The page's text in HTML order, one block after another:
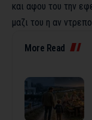
και αφου του την
μαζι του η αν
More Read